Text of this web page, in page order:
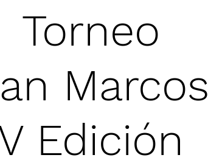
Torneo
Marcos
Edición